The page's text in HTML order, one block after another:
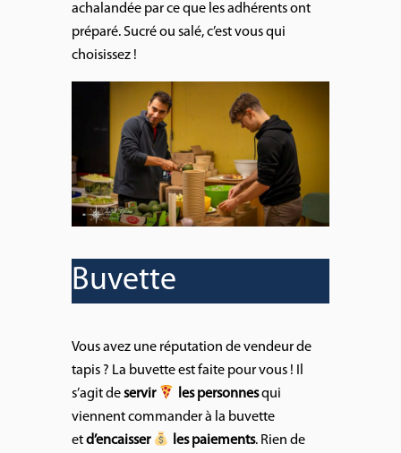
achalandée par ce que les adhérents ont
préparé. Sucré ou salé, c’est vous qui
choisissez !
Buvette
Vous avez une réputation de vendeur de
tapis ? La buvette est faite pour vous ! Il
s’agit deservir les personnesqui
viennent commander à la buvette
etd’encaisser les paiements. Rien de